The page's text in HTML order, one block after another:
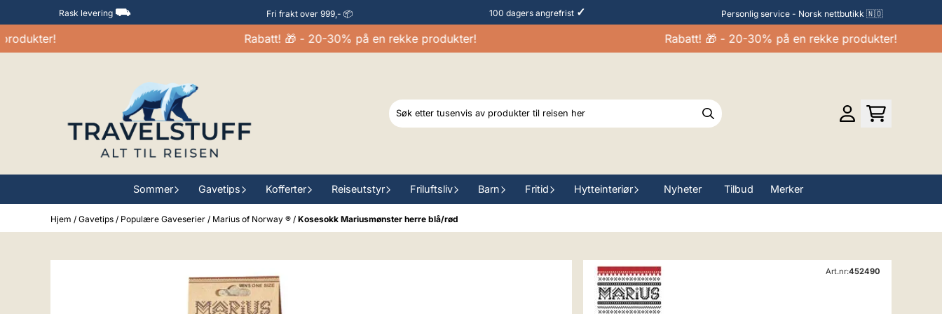
Hopp til innholdRask levering ⛟ Fri frakt over 999,- 📦 100 dagers angrefrist ✓ Personlig service - Norsk nettbutikk 🇳🇴
Rabatt! 🎁 - 20-30% på en rekke produkter! Rabatt! 🎁 - 20-30% på en rekke produkter!
Sommer Gavetips Kofferter Reiseutstyr Friluftsliv Barn Fritid Hytteinteriør Nyheter Tilbud Merker
Hjem / Gavetips / Populære Gaveserier / Marius of Norway ® / Kosesokk Mariusmønster herre blå/rød
Art.nr:452490